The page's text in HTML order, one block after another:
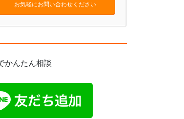
お気軽にお問い合わせください
かんたん相談